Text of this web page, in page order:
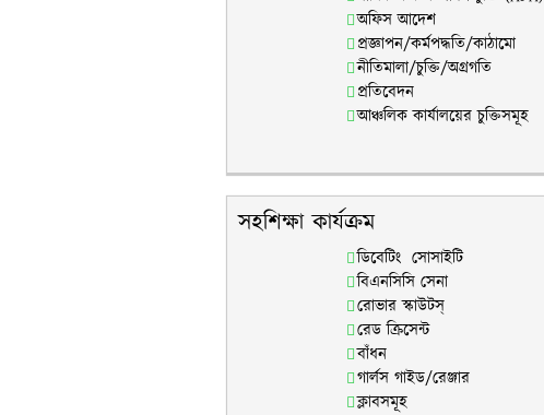
অফিস আদেশ
প্রজ্ঞাপন/কর্মপদ্ধতি/কাঠামো
নীতিমালা/চুক্তি/অগ্রগতি
প্রতিবেদন
আঞ্চলিক কার্যালয়ের চুক্তিসমূহ
সহশিক্ষা কার্যক্রম
ডিবেটিং সোসাইটি
বিএনসিসি সেনা
রোভার স্কাউটস্
রেড ক্রিসেন্ট
বাঁধন
গার্লস গাইড/রেঞ্জার
ক্লাবসমূহ